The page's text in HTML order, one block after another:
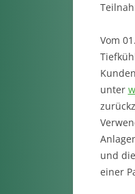
Vom
unter
und
einer